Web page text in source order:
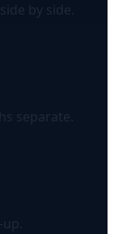
by side.
separate.